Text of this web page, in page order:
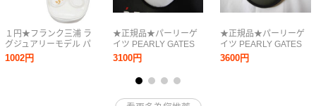
１円★フランク三浦 ラ
グジュアリーモデル パ
ターカバー (マレット
型) ホワイト/ゴールド
1002円
★正規品★パーリーゲ
イツ PEARLY GATES
マスターバニーエディ
ション★大人気 コーテ
ィングクリップ マレッ
ト型パターカバー
★UNISEX★白★
3100円
★正規品★パーリーゲ
イツ PEARLY GATES
マスターバニーエディ
ション★大人気 PRO仕
3600円